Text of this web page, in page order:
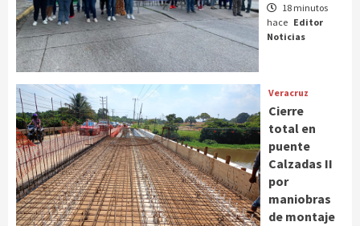
18 minutos
hace Editor
Noticias
Veracruz
Cierre
total en
puente
Calzadas II
por
maniobras
de montaje